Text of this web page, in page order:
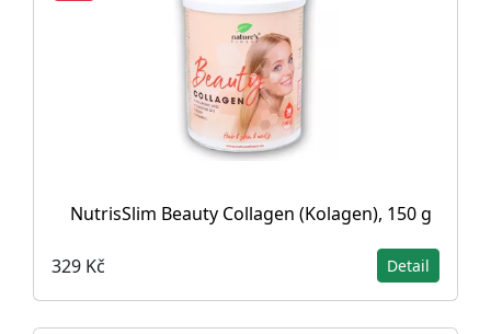
NutrisSlim Beauty Collagen (Kolagen), 150 g
329 Kč Detail